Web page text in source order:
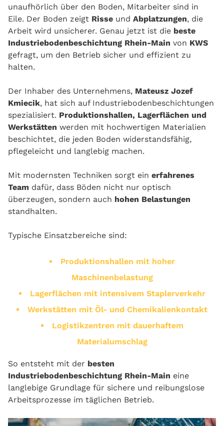
unaufhörlich über den Boden, Mitarbeiter sind in
Eile. Der Boden zeigt Risse und Abplatzungen, die
Arbeit wird unsicherer. Genau jetzt ist die beste
Industriebodenbeschichtung Rhein-Main von KWS
gefragt, um den Betrieb sicher und effizient zu
halten.
Der Inhaber des Unternehmens, Mateusz Jozef
Kmiecik, hat sich auf Industriebodenbeschichtungen
spezialisiert. Produktionshallen, Lagerflächen und
Werkstätten werden mit hochwertigen Materialien
beschichtet, die jeden Boden widerstandsfähig,
pflegeleicht und langlebig machen.
Mit modernsten Techniken sorgt ein erfahrenes
Team dafür, dass Böden nicht nur optisch
überzeugen, sondern auch hohen Belastungen
standhalten.
Typische Einsatzbereiche sind:
Produktionshallen mit hoher
Maschinenbelastung
Lagerflächen mit intensivem Staplerverkehr
Werkstätten mit Öl- und Chemikalienkontakt
Logistikzentren mit dauerhaftem
Materialumschlag
So entsteht mit der besten
Industriebodenbeschichtung Rhein-Main eine
langlebige Grundlage für sichere und reibungslose
Arbeitsprozesse im täglichen Betrieb.